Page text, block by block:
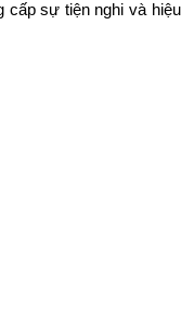
sự tiện nghi và